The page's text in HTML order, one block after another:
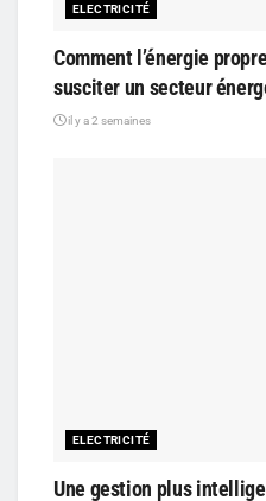
ELECTRICITÉ
Comment l’énergie
susciter un secteur
il y a 2 semaines
ELECTRICITÉ
Une gestion plus